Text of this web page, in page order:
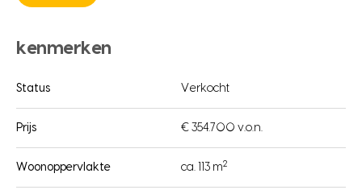
kenmerken
Status Verkocht
Prijs € 354.700 v.o.n.
Woonoppervlakte ca. 113 m2